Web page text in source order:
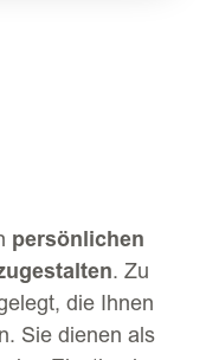
persönlichen
. Zu
die Ihnen
Sie dienen als